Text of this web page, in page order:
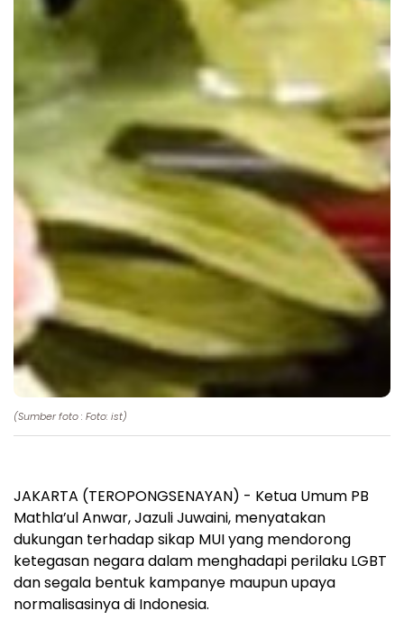
(Sumber foto : Foto: ist)
JAKARTA (TEROPONGSENAYAN) - Ketua Umum PB
Mathla’ul Anwar, Jazuli Juwaini, menyatakan
dukungan terhadap sikap MUI yang mendorong
ketegasan negara dalam menghadapi perilaku LGBT
dan segala bentuk kampanye maupun upaya
normalisasinya di Indonesia.